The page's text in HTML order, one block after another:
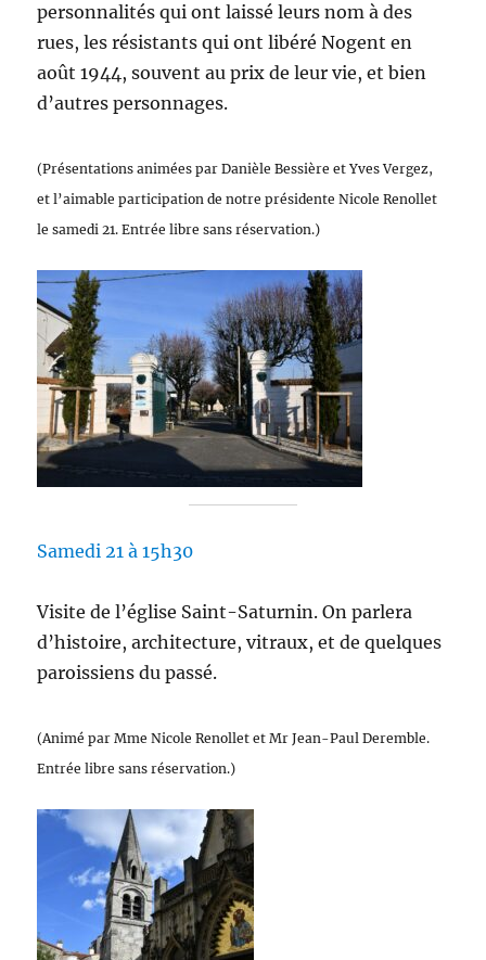
personnalités qui ont laissé leurs nom à des
rues, les résistants qui ont libéré Nogent en
août 1944, souvent au prix de leur vie, et bien
d’autres personnages.
(Présentations animées par Danièle Bessière et Yves Vergez,
et l’aimable participation de notre présidente Nicole Renollet
le samedi 21. Entrée libre sans réservation.)
Samedi 21 à 15h30
Visite de l’église Saint-Saturnin. On parlera
d’histoire, architecture, vitraux, et de quelques
paroissiens du passé.
(Animé par Mme Nicole Renollet et Mr Jean-Paul Deremble.
Entrée libre sans réservation.)